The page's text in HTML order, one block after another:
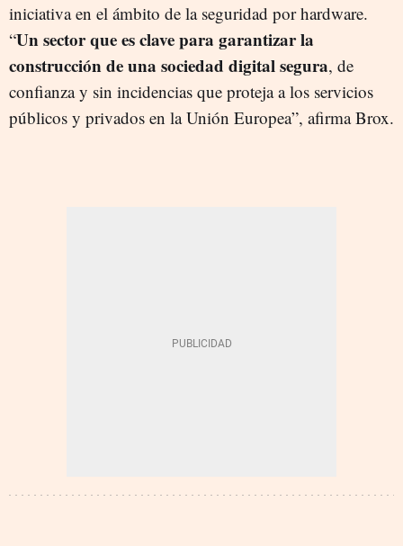
iniciativa en el ámbito de la seguridad por hardware.
“Un sector que es clave para garantizar la
construcción de una sociedad digital segura, de
confianza y sin incidencias que proteja a los servicios
públicos y privados en la Unión Europea”, afirma Brox.